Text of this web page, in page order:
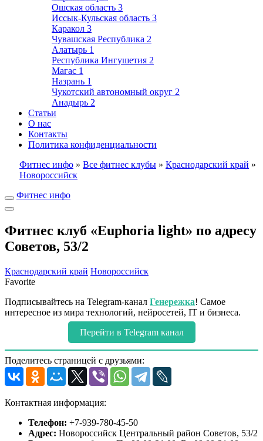
Ошская область 3
Иссык-Кульская область 3
Каракол 3
Чувашская Республика 2
Алатырь 1
Республика Ингушетия 2
Магас 1
Назрань 1
Чукотский автономный округ 2
Анадырь 2
Статьи
О нас
Контакты
Политика конфиденциальности
Фитнес инфо » Все фитнес клубы » Краснодарский край »
Новороссийск
Фитнес инфо
Фитнес клуб «Euphoria light» по адресу
Советов, 53/2
Краснодарский край Новороссийск
Favorite
Подписывайтесь на Telegram-канал Генережка! Самое
интересное из мира технологий, нейросетей, IT и бизнеса.
Перейти в Telegram канал
Поделитесь страницей с друзьями:
Контактная информация:
Телефон: +7-939-780-45-50
Адрес: Новороссийск Центральный район Советов, 53/2